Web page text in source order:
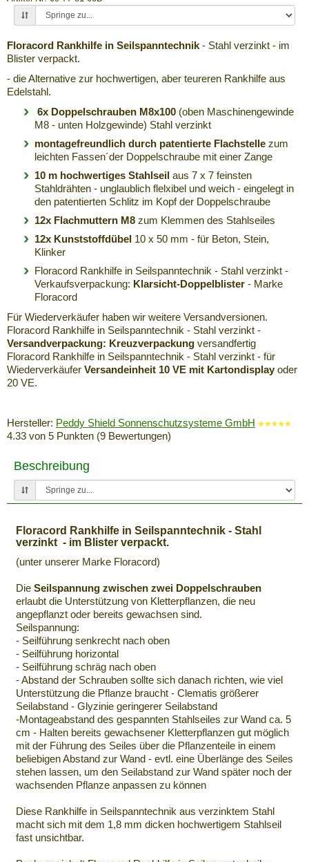
Floracord Rankhilfe in Seilspanntechnik - Stahl verzinkt - im
Blister verpackt.
- die Alternative zur hochwertigen, aber teureren Rankhilfe aus
Edelstahl.
6x Doppelschrauben M8x100 (oben Maschinengewinde
M8 - unten Holzgewinde) Stahl verzinkt
montagefreundlich durch patentierte Flachstelle zum
leichten Fassen´der Doppelschraube mit einer Zange
10 m hochwertiges Stahlseil aus 7 x 7 feinsten
Stahldrähten - unglaublich flelxibel und weich - eingelegt in
den patentierten Schlitz im Kopf der Doppelschraube
12x Flachmuttern M8 zum Klemmen des Stahlseiles
12x Kunststoffdübel 10 x 50 mm - für Beton, Stein,
Klinker
Floracord Rankhilfe in Seilspanntechnik - Stahl verzinkt -
Verkaufsverpackung: Klarsicht-Doppelblister - Marke
Floracord
Für Wiederverkäufer haben wir weitere Versandversionen.
Floracord Rankhilfe in Seilspanntechnik - Stahl verzinkt -
Versandverpackung: Kreuzverpackung versandfertig
Floracord Rankhilfe in Seilspanntechnik - Stahl verzinkt - für
Wiederverkäufer Versandeinheit 10 VE mit Kartondisplayoder
20 VE.
Hersteller: Peddy Shield Sonnenschutzsysteme GmbH
4.33 von 5 Punkten (9 Bewertungen)
Beschreibung
Floracord Rankhilfe in Seilspanntechnik - Stahl
verzinkt - im Blister verpackt.
(unter unserer Marke Floracord)
Die Seilspannung zwischen zwei Doppelschrauben
erlaubt die Unterstützung von Kletterpflanzen, die neu
angepflanzt oder bereits gewachsen sind.
Seilspannung:
- Seilführung senkrecht nach oben
- Seilführung horizontal
- Seilführung schräg nach oben
- Abstand der Schrauben sollte sich danach richten, wie viel
Unterstützung die Pflanze braucht - Clematis größerer
Seilabstand - Glyzinie geringerer Seilabstand
-Montageabstand des gespannten Stahlseiles zur Wand ca. 5
cm - Halten bereits gewachsener Kletterpflanzen gut möglich
mit der Führung des Seiles über die Pflanzenteile in einem
beliebigen Abstand zur Wand - evtl. eine Überlänge des Seiles
stehen lassen, um den Seilabstand zur Wand später noch der
wachsenden Pflanze anpassen zu können
Diese Rankhilfe in Seilspanntechnik aus verzinktem Stahl
macht sich mit dem 1,8 mm dicken hochwertigem Stahlseil
fast unsichtbar.